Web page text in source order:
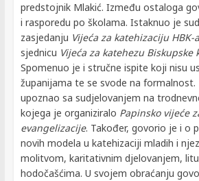
predstojnik Mlakić. Između ostaloga
i rasporedu po školama. Istaknuo je
zasjedanju Vijeća za katehizaciju HBK-a
sjednicu Vijeća za katehezu Biskupske
Spomenuo je i stručne ispite koji nisu
županijama te se svode na formalnost.
upoznao sa sudjelovanjem na
kojega je organiziralo Papinsko vijeće
evangelizacije. Također, govorio je i o
novih modela u katehizaciji mladih i
molitvom, karitativnim djelovanjem,
hodočašćima. U svojem obraćanju